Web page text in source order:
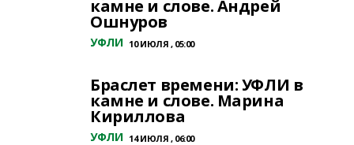
камне и слове. Андрей
Ошнуров
УФЛИ 10 ИЮЛЯ , 05:00
Браслет времени: УФЛИ в
камне и слове. Марина
Кириллова
УФЛИ 14 ИЮЛЯ , 06:00